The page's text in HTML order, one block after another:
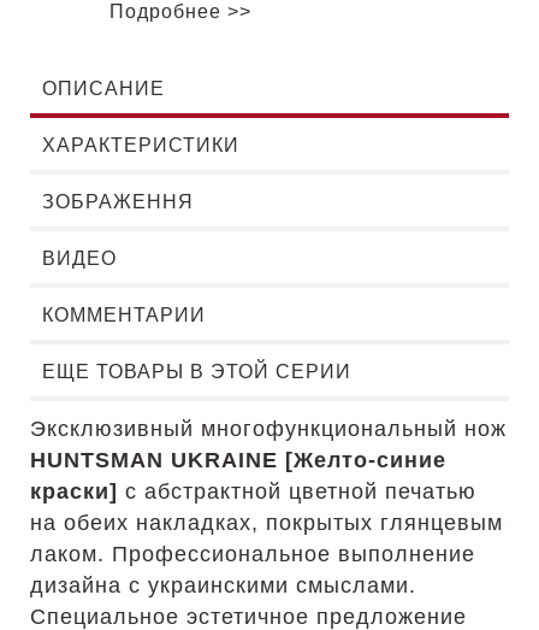
Подробнее >>
ОПИСАНИЕ
ХАРАКТЕРИСТИКИ
ЗОБРАЖЕННЯ
ВИДЕО
КОММЕНТАРИИ
ЕЩЕ ТОВАРЫ В ЭТОЙ СЕРИИ
Эксклюзивный многофункциональный нож
HUNTSMAN UKRAINE [Желто-синие
краски] с абстрактной цветной печатью
на обеих накладках, покрытых глянцевым
лаком. Профессиональное выполнение
дизайна с украинскими смыслами.
Специальное эстетичное предложение